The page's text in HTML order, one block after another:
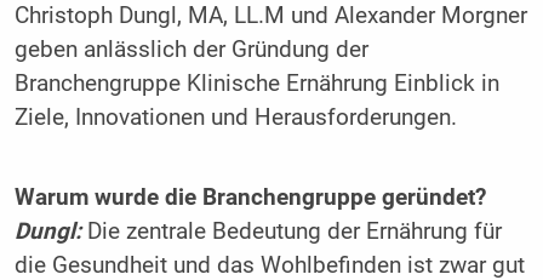
Christoph Dungl, MA, LL.M und Alexander Morgner
geben anlässlich der Gründung der
Branchengruppe Klinische Ernährung Einblick in
Ziele, Innovationen und Herausforderungen.
Warum wurde die Branchengruppe geründet?
Dungl:Die zentrale Bedeutung der Ernährung für
die Gesundheit und das Wohlbefinden ist zwar gut